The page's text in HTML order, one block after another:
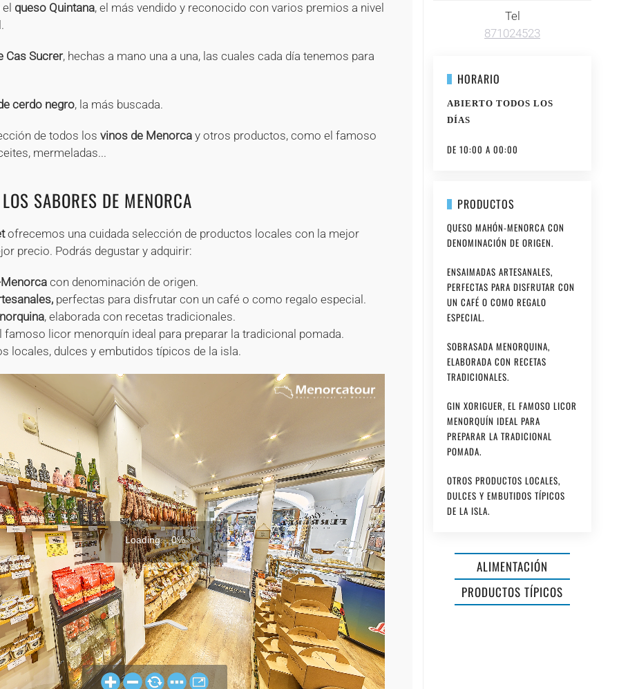
queso Quintana, el más vendido y reconocido con varios premios a nivel
Cas Sucrer, hechas a mano una a una, las cuales cada día tenemos para
cerdo negro, la más buscada.
de todos los vinos de Menorcay otros productos, como el famoso
mermeladas...
SABORES DE MENORCA
ofrecemos una cuidada selección de productos locales con la mejor
precio. Podrás degustar y adquirir:
con denominación de origen.
perfectas para disfrutar con un café o como regalo especial.
, elaborada con recetas tradicionales.
famoso licor menorquín ideal para preparar la tradicional pomada.
locales, dulces y embutidos típicos de la isla.
Tel
871024523
HORARIO
ABIERTO TODOS LOS
DÍAS
DE 10:00 A 00:00
PRODUCTOS
QUESO MAHÓN-MENORCA CON
DENOMINACIÓN DE ORIGEN.
ENSAIMADAS ARTESANALES,
PERFECTAS PARA DISFRUTAR CON
UN CAFÉ O COMO REGALO
ESPECIAL.
SOBRASADA MENORQUINA,
ELABORADA CON RECETAS
TRADICIONALES.
GIN XORIGUER, EL FAMOSO LICOR
MENORQUÍN IDEAL PARA
PREPARAR LA TRADICIONAL
POMADA.
OTROS PRODUCTOS LOCALES,
DULCES Y EMBUTIDOS TÍPICOS
DE LA ISLA.
ALIMENTACIÓN
PRODUCTOS TÍPICOS